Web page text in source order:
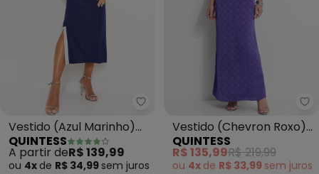
Quintess - Vestido (Azul
Vestido (Azul Marinho)
em Malha de Viscose
QUINTESS
A partir deR$ 139,99
ou 4x de R$ 34,99 sem juros
Vestido (Chevron Roxo)
em Crepe Plano
QUINTESS
R$ 135,99R$ 219,99
ou 4x de R$ 33,99 sem juros